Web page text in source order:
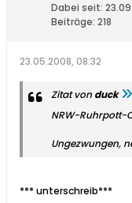
Dabei seit:
Beiträge: 218
23.05.2008, 08:32
Zitat von duck
NRW-Ruhrpott-
Ungezwungen,
*** unterschreib***